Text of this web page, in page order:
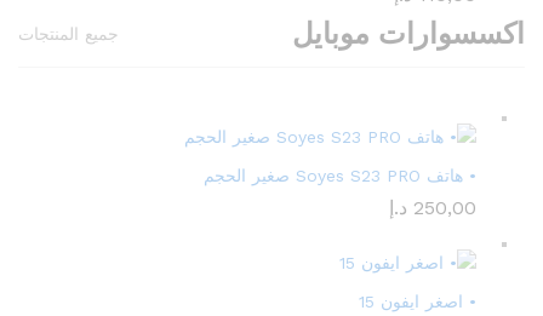
اكسسوارات موبايل جميع المنتجات
• هاتف Soyes S23 PRO صغير الحجم
250,00 د.إ
• اصغر ايفون 15